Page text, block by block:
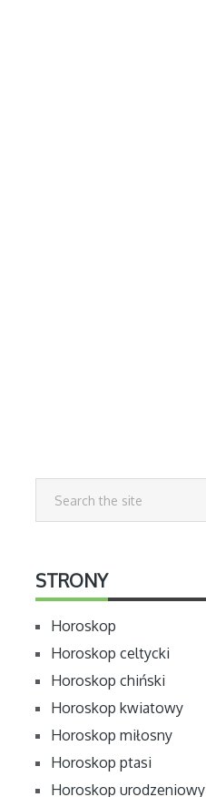
STRONY
Horoskop
Horoskop celtycki
Horoskop chiński
Horoskop kwiatowy
Horoskop miłosny
Horoskop ptasi
Horoskop urodzeniowy